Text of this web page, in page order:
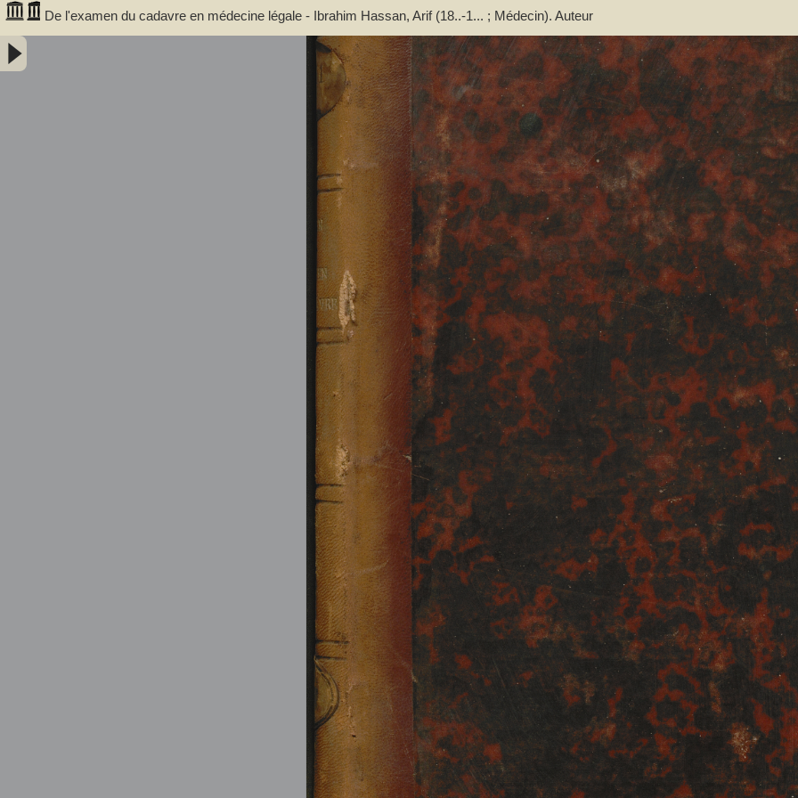
De l'examen du cadavre en médecine légale - Ibrahim Hassan, Arif (18..-1... ; Médecin). Auteur